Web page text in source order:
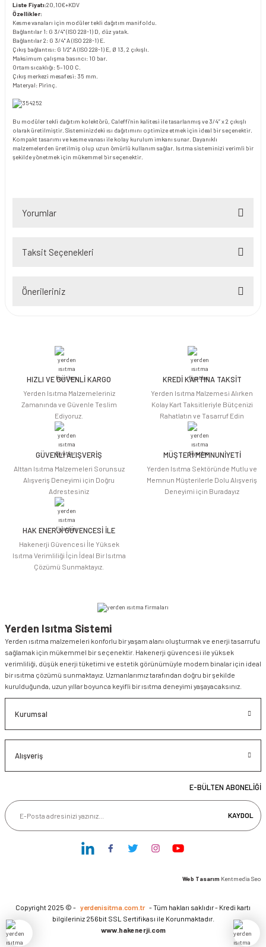
Liste Fiyatı:20,10€+KDV
Özellikler:
Kesme vanaları için modüler tekli dağıtım manifoldu.
Bağlantılar 1: G 3/4" (ISO 228-1) D, düz yatak.
Bağlantılar 2: G 3/4" A (ISO 228-1) E.
Çıkış bağlantısı: G 1/2" A (ISO 228-1) E, Ø 13, 2 çıkışlı.
Maksimum çalışma basıncı: 10 bar.
Ortam sıcaklığı: 5–100 C.
Çıkış merkezi mesafesi: 35 mm.
Materyal: Pirinç.
Bu modüler tekli dağıtım kolektörü, Caleffi'nin kalitesi ile tasarlanmış ve 3/4” x 2 çıkışlı
olarak üretilmiştir. Sisteminizdeki ısı dağıtımını optimize etmek için ideal bir seçenektir.
Kompakt tasarımı ve kesme vanası ile kolay kurulum imkanı sunar. Dayanıklı
malzemelerden üretilmiş olup uzun ömürlü kullanım sağlar. Isıtma sisteminizi verimli bir
şekilde yönetmek için mükemmel bir seçenektir.
Yorumlar
Taksit Seçenekleri
Önerileriniz
iletebilirsiniz.
Görüş ve önerileriniz için teşekkür ederiz.
Ürün açıklamasında eksik bilgiler bulunuyor.
Ürün bilgilerinde hatalar bulunuyor.
Ürün fiyatı diğer sitelerden daha pahalı.
Bu ürüne benzer farklı alternatifler olmalı.
HIZLI VE GÜVENLİ KARGO
Yerden Isıtma Malzemeleriniz
Zamanında ve Güvenle Teslim
Ediyoruz.
KREDİ KARTINA TAKSİT
Yerden Isıtma Malzemesi Alırken
Kolay Kart Taksitleriyle Bütçenizi
Rahatlatın ve Tasarruf Edin
GÜVENLİ ALIŞVERİŞ
Alttan Isıtma Malzemeleri Sorunsuz
Alışveriş Deneyimi için Doğru
Adrestesiniz
MÜŞTERİ MEMNUNİYETİ
Yerden Isıtma Sektöründe Mutlu ve
Memnun Müşterilerle Dolu Alışveriş
Deneyimi için Buradayız
HAK ENERJİ GÜVENCESİ İLE
Hakenerji Güvencesi İle Yüksek
Isıtma Verimliliği İçin İdeal Bir Isıtma
Çözümü Sunmaktayız.
Yerden Isıtma Sistemi
Yerden ısıtma malzemeleri konforlu bir yaşam alanı oluşturmak ve enerji tasarrufu
sağlamak için mükemmel bir seçenektir. Hakenerji güvencesi ile yüksek
verimliliği, düşük enerji tüketimi ve estetik görünümüyle modern binalar için ideal
bir ısıtma çözümü sunmaktayız. Uzmanlarımız tarafından doğru bir şekilde
kurulduğunda, uzun yıllar boyunca keyifli bir ısıtma deneyimi yaşayacaksınız.
Kurumsal
Alışveriş
E-BÜLTEN ABONELİĞİ
KAYDOL
Web Tasarım Kentmedia Seo
Copyright 2025 © - yerdenisitma.com.tr - Tüm hakları saklıdır - Kredi kartı
bilgileriniz 256bit SSL Sertifikası ile Korunmaktadır.
www.hakenerji.com